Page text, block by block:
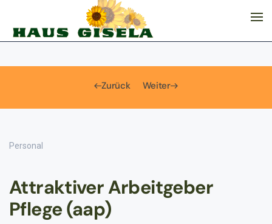
Zurück Weiter
Personal
Attraktiver Arbeitgeber
Pflege (aap)